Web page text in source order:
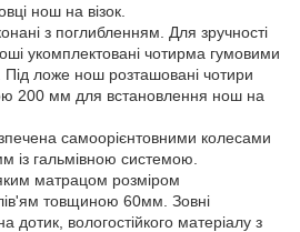
нош на візок.
з поглибленням. Для зручності
укомплектовані чотирма гумовими
ложе нош розташовані чотири
200 мм для встановлення нош на
самоорієнтовними колесами
із гальмівною системою.
матрацом розміром
товщиною 60мм. Зовні
дотик, вологостійкого матеріалу з